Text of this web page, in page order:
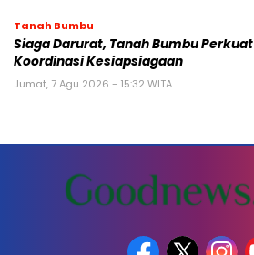
Tanah Bumbu
Siaga Darurat, Tanah Bumbu Perkuat
Koordinasi Kesiapsiagaan
Jumat, 7 Agu 2026 - 15:32 WITA